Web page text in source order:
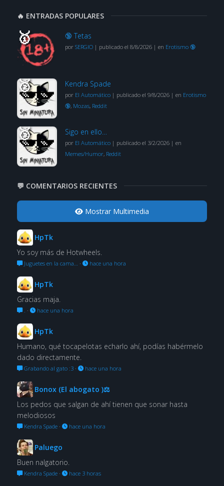
🔥 ENTRADAS POPULARES
🔞 Tetas
por SERGIO| publicado el 8/8/2026| en Erotismo 🔞
Kendra Spade
por El Automático| publicado el 9/8/2026| en Erotismo
🔞, Mozas, Reddit
Sigo en ello…
por El Automático| publicado el 3/2/2026| en
Memes/Humor, Reddit
💬 COMENTARIOS RECIENTES
Mostrar Multimedia
HpTk
Yo soy más de Hotwheels.
Juguetes en la cama… · hace una hora
HpTk
Gracias maja.
. · hace una hora
HpTk
Humano, qué tocapelotas echarlo ahí, podías habérmelo
dado directamente.
Grabando al gato :3· hace una hora
Bonox (El abogato )⚖
Los pedos que salgan de ahí tienen que sonar hasta
melodiosos
Kendra Spade· hace una hora
Paluego
Buen nalgatorio.
Kendra Spade· hace 3 horas